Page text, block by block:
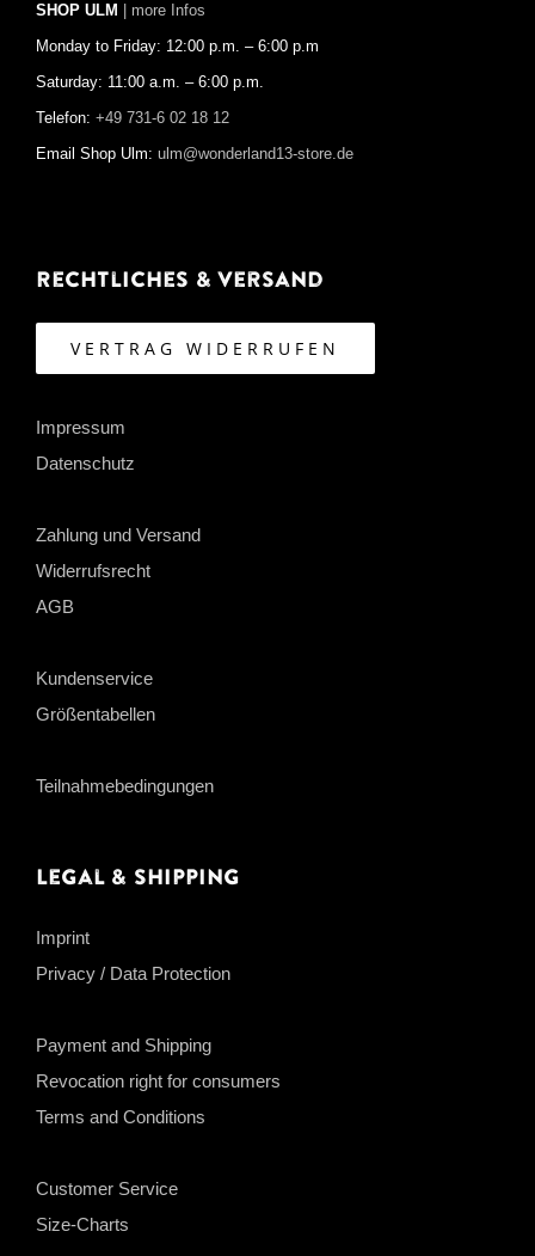
SHOP ULM | more Infos
Monday to Friday: 12:00 p.m. – 6:00 p.m
Saturday: 11:00 a.m. – 6:00 p.m.
Telefon: +49 731-6 02 18 12
Email Shop Ulm: ulm@wonderland13-store.de
Rechtliches & Versand
VERTRAG WIDERRUFEN
Impressum
Datenschutz
Zahlung und Versand
Widerrufsrecht
AGB
Kundenservice
Größentabellen
Teilnahmebedingungen
Legal & Shipping
Imprint
Privacy / Data Protection
Payment and Shipping
Revocation right for consumers
Terms and Conditions
Customer Service
Size-Charts